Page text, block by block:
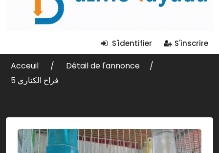
S'identifier S'inscrire
Acceuil
Détail de l'annonce
5 فراخ الكناري